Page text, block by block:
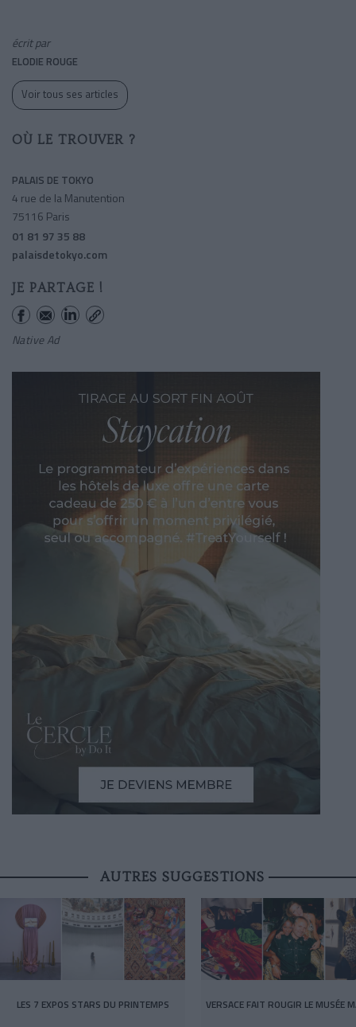
écrit par
ELODIE ROUGE
Voir tous ses articles
OÙ LE TROUVER ?
PALAIS DE TOKYO
4 rue de la Manutention
75116 Paris
01 81 97 35 88
palaisdetokyo.com
JE PARTAGE !
Native Ad
AUTRES SUGGESTIONS
LES 7 EXPOS STARS DU PRINTEMPS VERSACE FAIT ROUGIR LE MUSÉE